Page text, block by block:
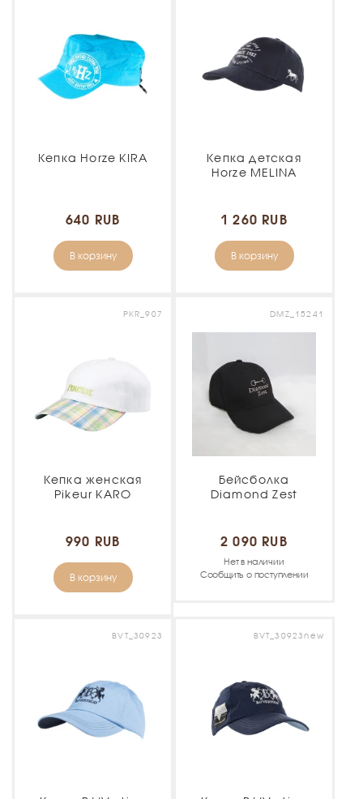
Кепка Horze KIRA
640 RUB
В корзину
Кепка детская
Horze MELINA
1 260 RUB
В корзину
PKR_907
Кепка женская
Pikeur KARO
990 RUB
В корзину
DMZ_15241
Бейсболка
Diamond Zest
2 090 RUB
Нет в наличии
Сообщить о поступлении
BVT_30923 BVT_30923new